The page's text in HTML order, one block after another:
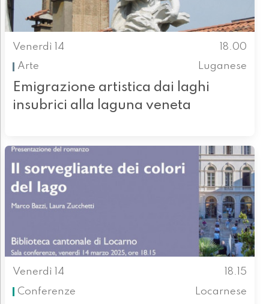
Venerdì 14
18.00
Arte
Luganese
Emigrazione artistica dai laghi
insubrici alla laguna veneta
Venerdì 14
18.15
Conferenze
Locarnese